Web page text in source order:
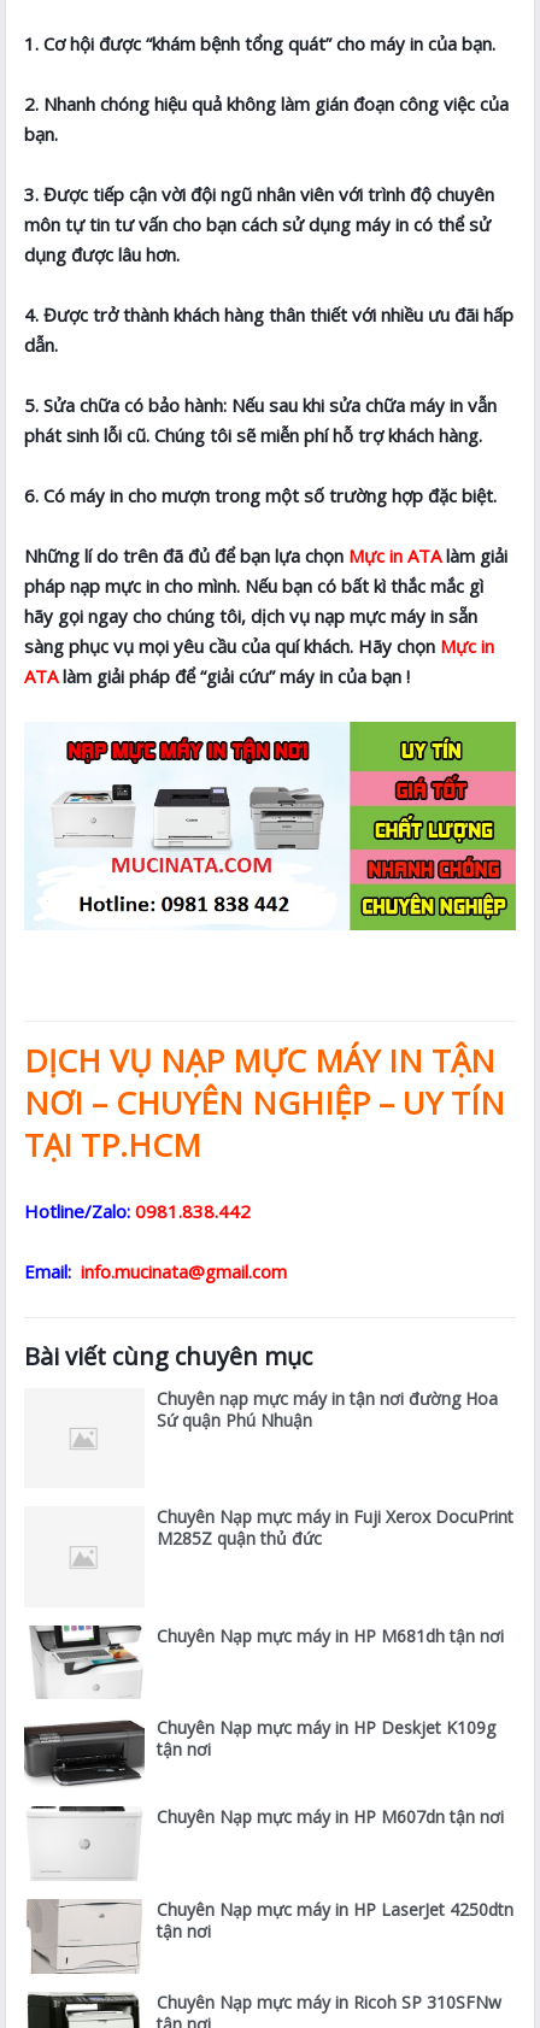
1. Cơ hội được “khám bệnh tổng quát” cho máy in của bạn.
2. Nhanh chóng hiệu quả không làm gián đoạn công việc của
bạn.
3. Được tiếp cận vời đội ngũ nhân viên với trình độ chuyên
môn tự tin tư vấn cho bạn cách sử dụng máy in có thể sử
dụng được lâu hơn.
4. Được trở thành khách hàng thân thiết với nhiều ưu đãi hấp
dẫn.
5. Sửa chữa có bảo hành: Nếu sau khi sửa chữa máy in vẫn
phát sinh lỗi cũ. Chúng tôi sẽ miễn phí hỗ trợ khách hàng.
6. Có máy in cho mượn trong một số trường hợp đặc biệt.
Những lí do trên đã đủ để bạn lựa chọn Mực in ATAlàm giải
pháp nạp mực in cho mình. Nếu bạn có bất kì thắc mắc gì
hãy gọi ngay cho chúng tôi, dịch vụ nạp mực máy in sẵn
sàng phục vụ mọi yêu cầu của quí khách. Hãy chọn Mực in
ATAlàm giải pháp để “giải cứu” máy in của bạn !
DỊCH VỤ NẠP MỰC MÁY IN TẬN
NƠI – CHUYÊN NGHIỆP – UY TÍN
TẠI TP.HCM
Hotline/Zalo: 0981.838.442
Email: info.mucinata@gmail.com
Bài viết cùng chuyên mục
Chuyên nạp mực máy in tận nơi đường Hoa
Sứ quận Phú Nhuận
Chuyên Nạp mực máy in Fuji Xerox DocuPrint
M285Z quận thủ đức
Chuyên Nạp mực máy in HP M681dh tận nơi
Chuyên Nạp mực máy in HP Deskjet K109g
tận nơi
Chuyên Nạp mực máy in HP M607dn tận nơi
Chuyên Nạp mực máy in HP LaserJet 4250dtn
tận nơi
Chuyên Nạp mực máy in Ricoh SP 310SFNw